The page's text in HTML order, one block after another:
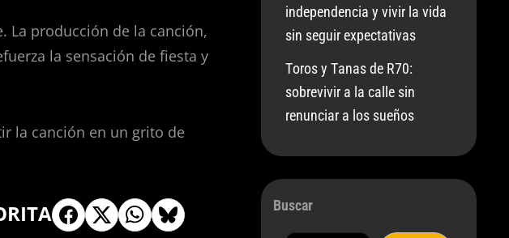
La producción de la canción,
la sensación de fiesta y
la canción en un grito de
independencia y vivir la vida
sin seguir expectativas
Toros y Tanas de R70:
sobrevivir a la calle sin
renunciar a los sueños
Buscar